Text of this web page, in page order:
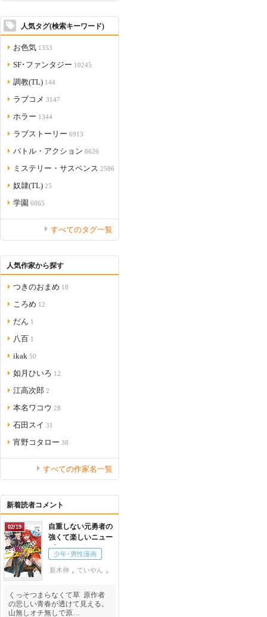
人気タグ(検索キーワード)
お色気 1353
SF･ファンタジー 10245
調教(TL) 144
ラブコメ 3147
ホラー 1344
ラブストーリー 6913
バトル・アクション 8626
ミステリー・サスペンス 2586
奴隷(TL) 25
学園 6865
すべてのタグ一覧
人気作家から探す
つきのおまめ 18
ころめ 12
だん 1
八百 1
ikak 50
如月ひいろ 12
江高次郎 2
本名ワコウ 28
石田スイ 31
宵野コタロー 38
すべての作家名一覧
新着読者コメント
02/19
自重しない元勇者の
強くて楽しいニュー
ゲーム
1
少年･男性漫画
新木伸 ていやん
くっそつまらなくて草 原作者
の悲しい青春が透けて見える。
山無しオチ無しで原…